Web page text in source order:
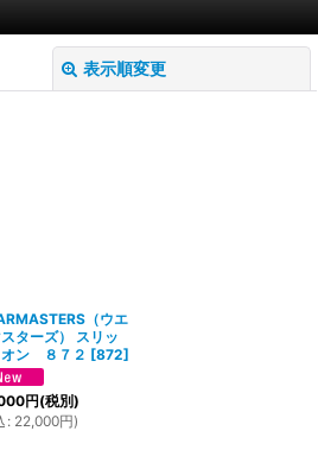
表示順変更
（ウエ
ターズ） スリッ
オン ８７２ [872]
円(税別)
: 22,000円)